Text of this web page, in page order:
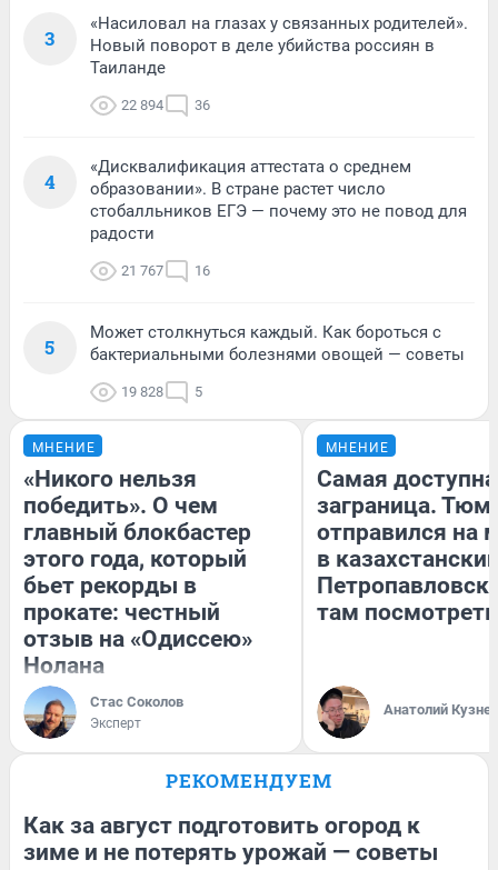
3
«Насиловал на глазах у связанных родителей».
Новый поворот в деле убийства россиян в
Таиланде
22 894 36
4
«Дисквалификация аттестата о среднем
образовании». В стране растет число
стобалльников ЕГЭ — почему это не повод для
радости
21 767 16
5
Может столкнуться каждый. Как бороться с
бактериальными болезнями овощей — советы
19 828 5
МНЕНИЕ
«Никого нельзя
победить». О чем
главный блокбастер
этого года, который
бьет рекорды в
прокате: честный
отзыв на «Одиссею»
Нолана
Стас Соколов
Эксперт
МНЕНИЕ
Самая
заграница.
отправился на
в
там посмотреть
Анатолий
РЕКОМЕНДУЕМ
Как за август подготовить огород к
зиме и не потерять урожай — советы